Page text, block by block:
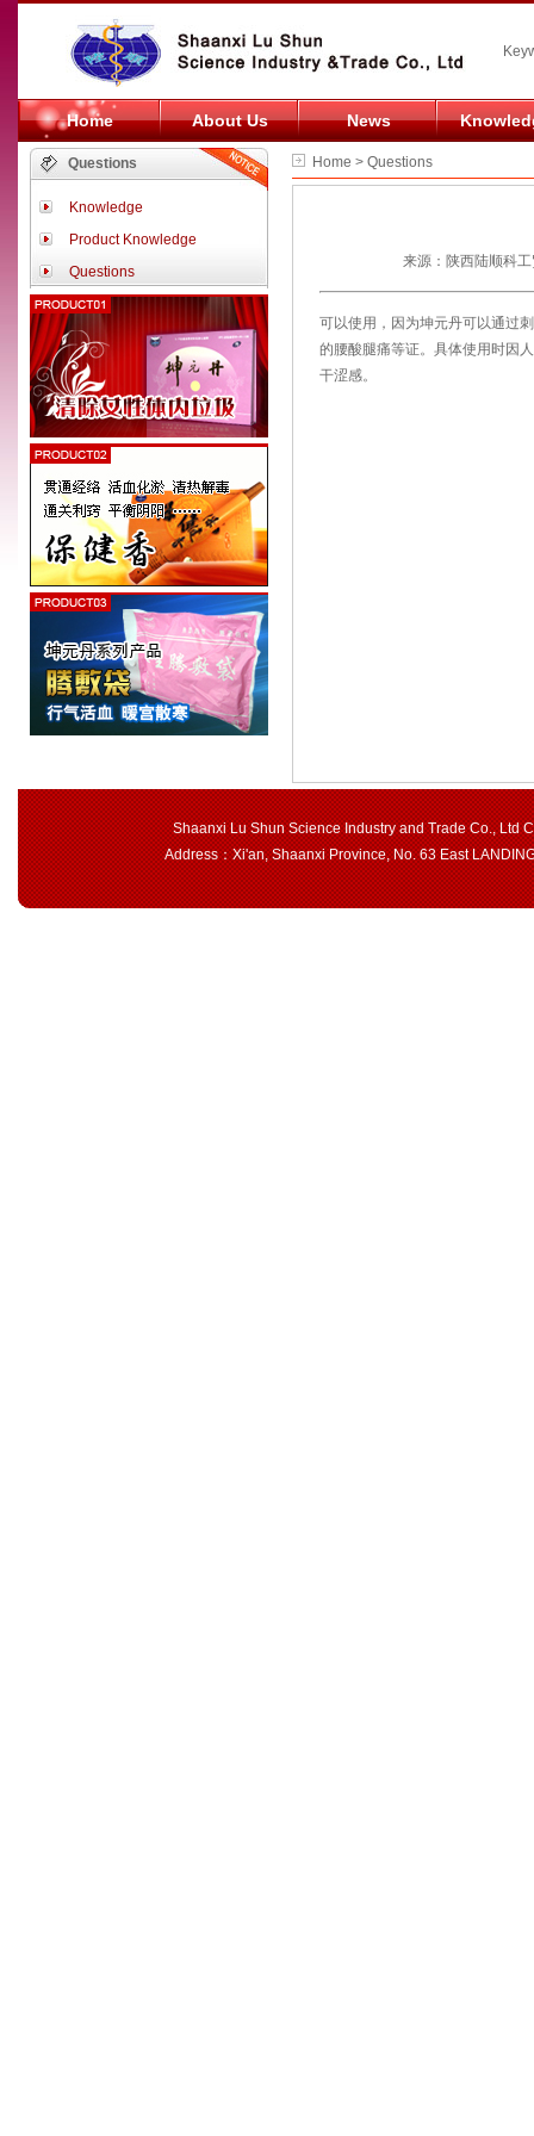
Home About Us News
Questions
Knowledge
Product Knowledge
Questions
Home > Questions
来源：陕西陆顺科
可以使用，因为坤元丹可以通过
的腰酸腿痛等证。具体使用时因
干涩感。
Shaanxi Lu Shun Science Industry and Trade Co., Ltd
Address：Xi'an, Shaanxi Province, No. 63 East